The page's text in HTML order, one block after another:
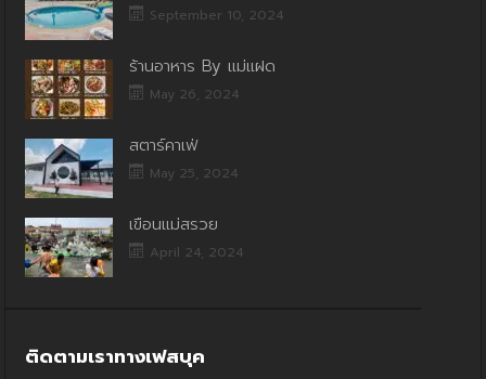
September 10, 2024
ร้านอาหาร By แม่แฝด
May 26, 2024
สตาร์คาเฟ่
May 25, 2024
เขื่อนแม่สรวย
April 24, 2024
ติดตามเราทางเฟสบุค